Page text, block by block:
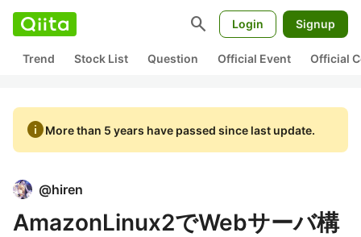
search Login Signup
Trend Stock List Question Official Event Official
infoMore than 5 years have passed since last update.
@hiren
AmazonLinux2でWebサーバ構